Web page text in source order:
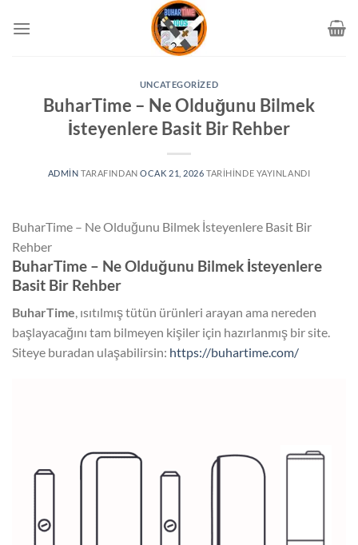
atla
UNCATEGORIZED
BuharTime – Ne Olduğunu Bilmek
İsteyenlere Basit Bir Rehber
ADMIN TARAFINDAN OCAK 21, 2026 TARIHINDE YAYINLANDI
BuharTime – Ne Olduğunu Bilmek İsteyenlere Basit Bir
Rehber
BuharTime – Ne Olduğunu Bilmek İsteyenlere
Basit Bir Rehber
BuharTime, ısıtılmış tütün ürünleri arayan ama nereden
başlayacağını tam bilmeyen kişiler için hazırlanmış bir site.
Siteye buradan ulaşabilirsin: https://buhartime.com/